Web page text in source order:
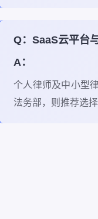
Q：SaaS云平台
A：
个人律师及中小型
法务部，则推荐选